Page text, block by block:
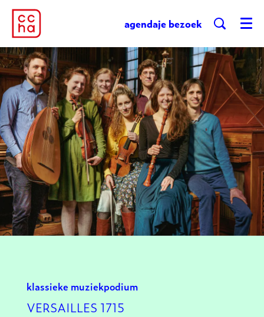
agendaje bezoek Menu
klassieke muziekpodium
VERSAILLES 1715